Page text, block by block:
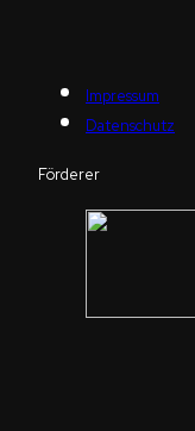
Impressum
Datenschutz
Förderer